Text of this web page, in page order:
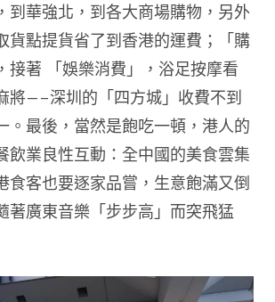
到華強北，到各大商場購物，另外
貨點提貨省了到香港的運費；「購
接著 「娛樂消費」，浴足按摩看
將—–深圳的「四方城」收費不到
。最後，當然是飽吃一頓，港人的
飲業良性互動：全中國的美食雲集
食客也要逐家品嘗，生意飽滿又倒
著廣東音樂「步步高」而突飛猛